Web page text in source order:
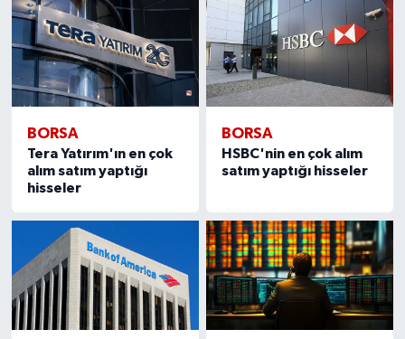
BORSA
Tera Yatırım'ın en çok
alım satım yaptığı
hisseler
BORSA
HSBC'nin en çok alım
satım yaptığı hisseler